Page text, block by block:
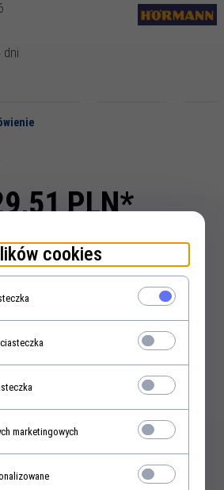
dni
51PLN*
KUP TERAZ!
cookies
marketingowych